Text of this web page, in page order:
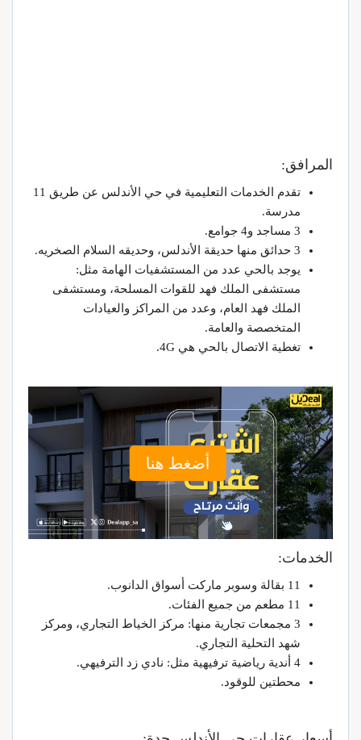
المرافق:
تقدم الخدمات التعليمية في حي الأندلس عن طريق 11
مدرسة.
3 مساجد و4 جوامع.
3 حدائق منها حديقة الأندلس، وحديقه السلام الصخريه.
يوجد بالحي عدد من المستشفيات الهامة مثل:
مستشفى الملك فهد للقوات المسلحة، ومستشفى
الملك فهد العام، وعدد من المراكز والعيادات
المتخصصة والعامة.
تغطية الاتصال بالحي هي 4G.
أضغط هنا
الخدمات:
11 بقالة وسوبر ماركت أسواق الدانوب.
11 مطعم من جميع الفئات.
3 مجمعات تجارية منها: مركز الخياط التجاري، ومركز
شهد التحلية التجاري.
4 أندية رياضية ترفيهية مثل: نادي زد الترفيهي.
محطتين للوقود.